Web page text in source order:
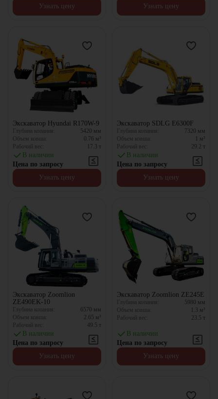
Узнать цену
Узнать цену
Экскаватор Hyundai R170W-9
Глубина копания: 5420 мм
Объем ковша:
0.76 м³
Рабочий вес:
17.3 т
В наличии
Цена по запросу
Узнать цену
Экскаватор SDLG E6300F
Глубина копания: 7320 мм
Объем ковша:
м³
Рабочий вес:
29.2 т
В наличии
Цена по запросу
Узнать цену
Экскаватор Zoomlion
ZE490EK-10
Глубина копания: 6570 мм
Объем ковша:
2.65 м³
Рабочий вес:
49.5 т
В наличии
Цена по запросу
Узнать цену
Экскаватор Zoomlion ZE245E
Глубина копания: 5980 мм
Объем ковша:
1.3 м³
Рабочий вес:
23.5 т
В наличии
Цена по запросу
Узнать цену